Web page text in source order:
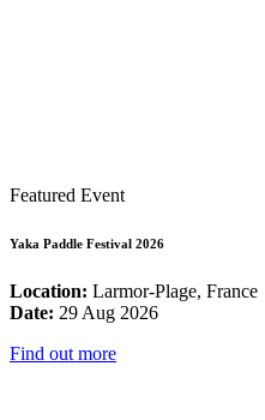
Featured Event
Yaka Paddle Festival 2026
Location: Larmor-Plage, France
Date: 29 Aug 2026
Find out more